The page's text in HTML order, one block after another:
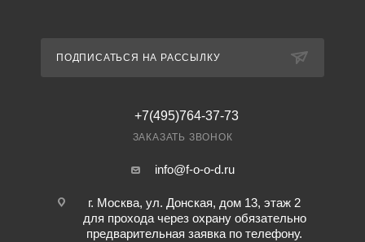
ПОДПИСАТЬСЯ НА РАССЫЛКУ
+7(495)764-37-73
ЗАКАЗАТЬ ЗВОНОК
info@f-o-o-d.ru
г. Москва, ул. Донская, дом 13, этаж 2
для прохода через охрану обязательно
предварительная заявка по телефону.